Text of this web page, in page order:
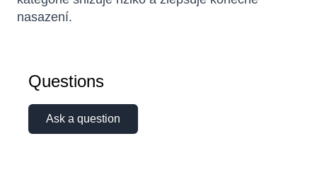
nasazení.
Questions
Ask a question